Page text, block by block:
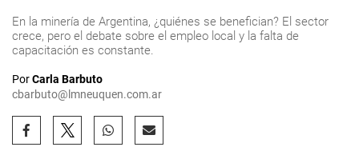
En la minería de Argentina, ¿quiénes se benefician? El sector
crece, pero el debate sobre el empleo local y la falta de
capacitación es constante.
PorCarla Barbuto
cbarbuto@lmneuquen.com.ar